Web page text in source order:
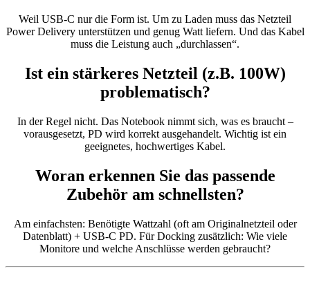
Weil USB‑C nur die Form ist. Um zu Laden muss das Netzteil
Power Delivery unterstützen und genug Watt liefern. Und das Kabel
muss die Leistung auch „durchlassen“.
Ist ein stärkeres Netzteil (z.B. 100W)
problematisch?
In der Regel nicht. Das Notebook nimmt sich, was es braucht –
vorausgesetzt, PD wird korrekt ausgehandelt. Wichtig ist ein
geeignetes, hochwertiges Kabel.
Woran erkennen Sie das passende
Zubehör am schnellsten?
Am einfachsten: Benötigte Wattzahl (oft am Originalnetzteil oder
Datenblatt) + USB‑C PD. Für Docking zusätzlich: Wie viele
Monitore und welche Anschlüsse werden gebraucht?